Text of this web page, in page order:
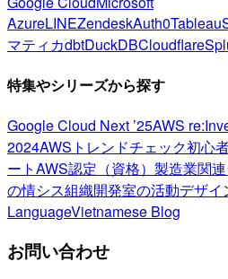
AzureLINEZendeskAuth0Tableau
マティカdbtDuckDBCloudflare
特集やシリーズから探す
Google Cloud Next ’25AWS
2024AWSトレンドチェック初心
ートAWS認定（資格） 製造業関連
の情シス組織開発室の活動デザイ
LanguageVietnamese Blog
お問い合わせ